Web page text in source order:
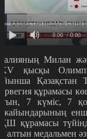
0:00 / 0:00
Милан
қысқы
Қазақстан
құрамасы
7 күміс, 7
құрамасы
алтын медальмен